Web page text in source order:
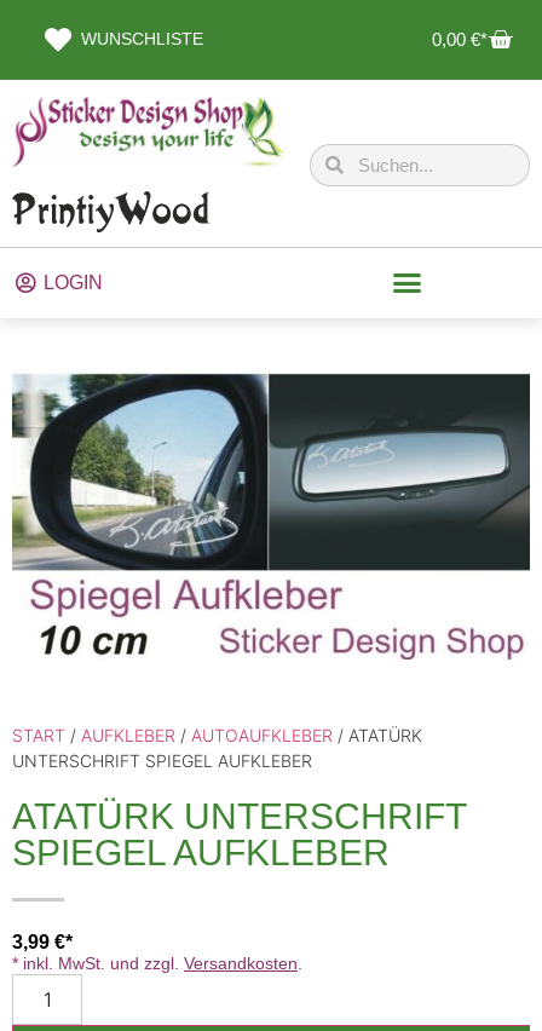
WUNSCHLISTE 0,00 €
LOGIN
START / AUFKLEBER / AUTOAUFKLEBER / ATATÜRK
UNTERSCHRIFT SPIEGEL AUFKLEBER
ATATÜRK UNTERSCHRIFT
SPIEGEL AUFKLEBER
3,99 €
* inkl. MwSt. und zzgl. Versandkosten